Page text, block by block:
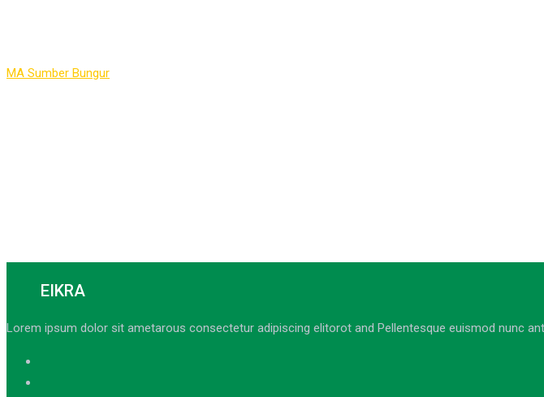
MA Sumber Bungur
EIKRA
Lorem ipsum dolor sit ametarous consectetur adipiscing elitorot and Pellentesque euismod nunc